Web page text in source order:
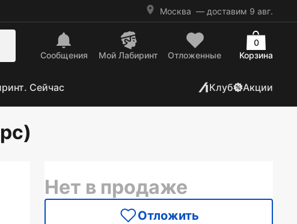
Москва — доставим 9 авг.
Сообщения Mой Лабиринт Отложенные Корзина
0
Сейчас Клуб Акции
Нет в продаже
Отложить